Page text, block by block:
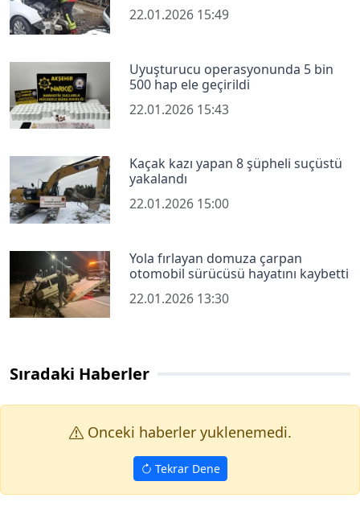
22.01.2026 15:49
Uyuşturucu operasyonunda 5 bin
500 hap ele geçirildi
22.01.2026 15:43
Kaçak kazı yapan 8 şüpheli suçüstü
yakalandı
22.01.2026 15:00
Yola fırlayan domuza çarpan
otomobil sürücüsü hayatını kaybetti
22.01.2026 13:30
Sıradaki Haberler
Onceki haberler yuklenemedi.
Tekrar Dene